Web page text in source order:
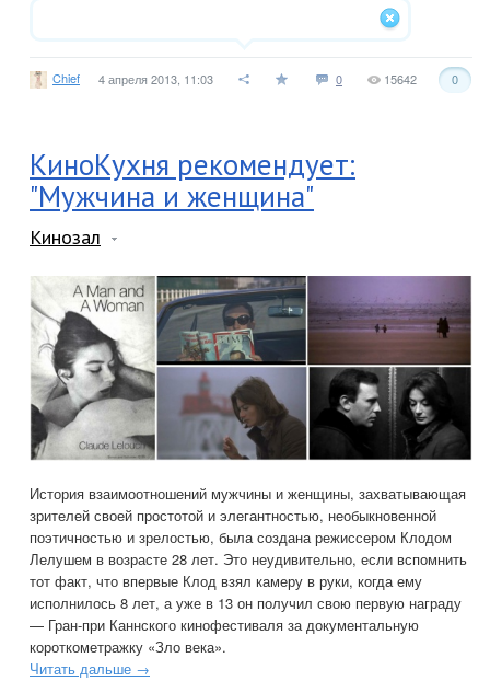
Chief 4 апреля 2013, 11:03 0 0
15642
КиноКухня рекомендует:
"Мужчина и женщина"
Кинозал
История взаимоотношений мужчины и женщины, захватывающая
зрителей своей простотой и элегантностью, необыкновенной
поэтичностью и зрелостью, была создана режиссером Клодом
Лелушем в возрасте 28 лет. Это неудивительно, если вспомнить
тот факт, что впервые Клод взял камеру в руки, когда ему
исполнилось 8 лет, а уже в 13 он получил свою первую награду
— Гран-при Каннского кинофестиваля за документальную
короткометражку «Зло века».
Читать дальше →